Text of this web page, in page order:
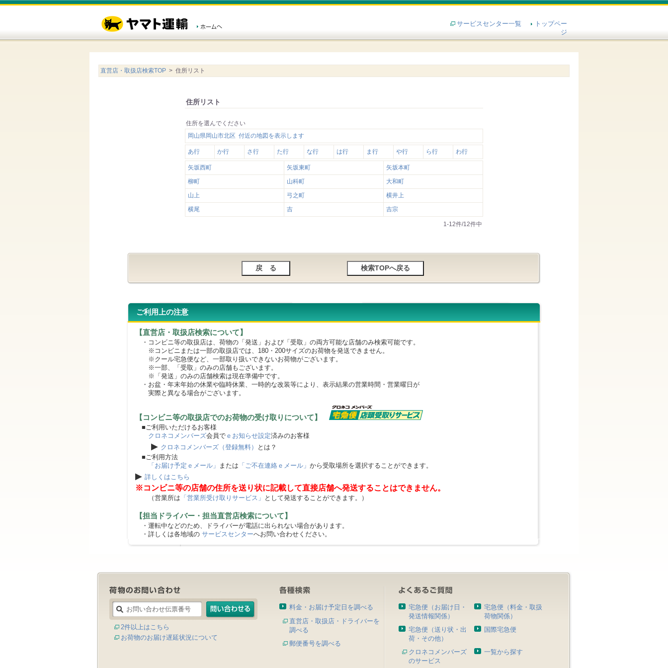
サービスセンター一覧
トップペー
ジ
直営店・取扱店検索TOP > 住所リスト
住所リスト
住所を選んでください
岡山県岡山市北区 付近の地図を表示します
あ行 か行 さ行 た行 な行 は行 ま行 や行 ら行 わ行
矢坂西町 矢坂東町
矢坂本町
柳町
山科町
大和町
山上
弓之町
横井上
横尾
吉 吉宗
1-12件/12件中
ご利用上の注意
【直営店・取扱店検索について】
・コンビニ等の取扱店は、荷物の「発送」および「受取」の両方可能な店舗のみ検索可能です。
※コンビニまたは一部の取扱店では、180・200サイズのお荷物を発送できません。
※クール宅急便など、一部取り扱いできないお荷物がございます。
※一部、「受取」のみの店舗もございます。
※「発送」のみの店舗検索は現在準備中です。
・お盆・年末年始の休業や臨時休業、一時的な改装等により、表示結果の営業時間・営業曜日が
実際と異なる場合がございます。
【コンビニ等の取扱店でのお荷物の受け取りについて】
■ご利用いただけるお客様
クロネコメンバーズ会員で ｅお知らせ設定済みのお客様
▶ クロネコメンバーズ（登録無料）
とは？
■ご利用方法
「お届け予定ｅメール」 または 「ご不在連絡ｅメール」 から受取場所を選択することができます。
▶ 詳しくはこちら
※コンビニ等の店舗の住所を送り状に記載して直接店舗へ発送することはできません。
（営業所は 「営業所受け取りサービス」 として発送することができます。）
【担当ドライバー・担当直営店検索について】
・運転中などのため、ドライバーが電話に出られない場合があります。
・詳しくは各地域の サービスセンターへお問い合わせください。
2件以上はこちら
お荷物のお届け遅延状況について
料金・お届け予定日を調べる
直営店・取扱店・ドライバーを
調べる
郵便番号を調べる
宅急便（お届け日・
発送情報関係）
宅急便（料金・取扱
荷物関係）
宅急便（送り状・出
荷・その他）
国際宅急便
クロネコメンバーズ
のサービス
一覧から探す